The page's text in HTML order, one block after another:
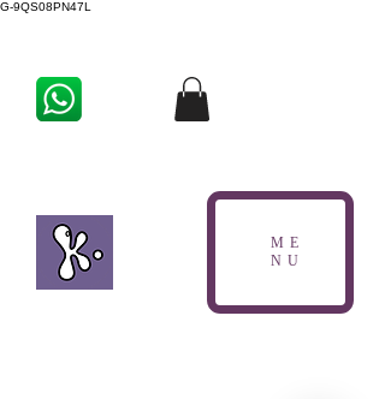
G-9QS08PN47L
ME
NU